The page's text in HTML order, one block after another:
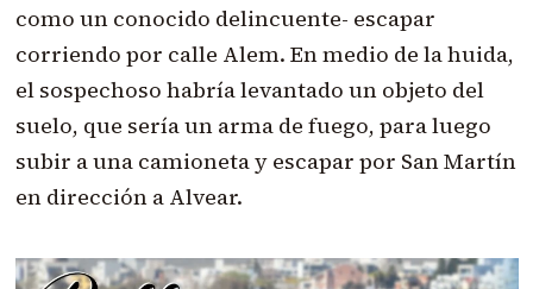
como un conocido delincuente- escapar
corriendo por calle Alem. En medio de la huida,
el sospechoso habría levantado un objeto del
suelo, que sería un arma de fuego, para luego
subir a una camioneta y escapar por San Martín
en dirección a Alvear.